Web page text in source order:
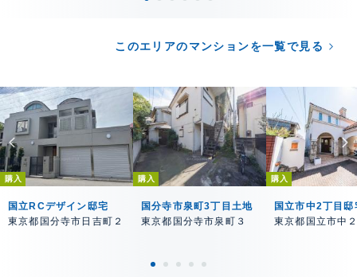
このエリアのマンションを一覧で見る
購入
国立RCデザイン邸宅
東京都国分寺市日吉町２
購入
国分寺市泉町3丁目土地
東京都国分寺市泉町３
購入
国立市中2丁目邸
東京都国立市中